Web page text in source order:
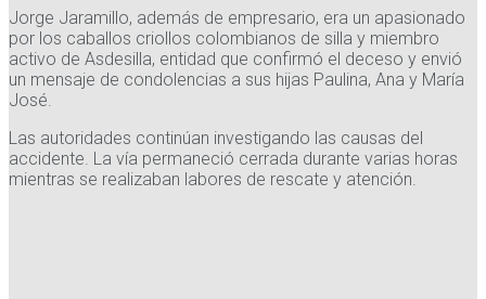
Jorge Jaramillo, además de empresario, era un apasionado
por los caballos criollos colombianos de silla y miembro
activo de Asdesilla, entidad que confirmó el deceso y envió
un mensaje de condolencias a sus hijas Paulina, Ana y María
José.
Las autoridades continúan investigando las causas del
accidente. La vía permaneció cerrada durante varias horas
mientras se realizaban labores de rescate y atención.